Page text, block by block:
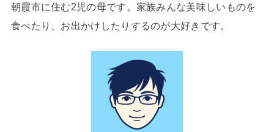
朝霞市に住む2児の母です。家族みんな美味しいものを
食べたり、お出かけしたりするのが大好きです。